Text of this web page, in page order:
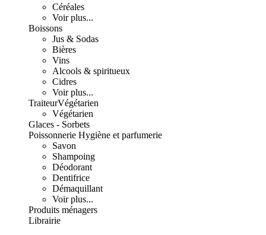
Céréales
Voir plus...
Boissons
Jus & Sodas
Bières
Vins
Alcools & spiritueux
Cidres
Voir plus...
TraiteurVégétarien
Végétarien
Glaces - Sorbets
Poissonnerie Hygiène et parfumerie
Savon
Shampoing
Déodorant
Dentifrice
Démaquillant
Voir plus...
Produits ménagers
Librairie